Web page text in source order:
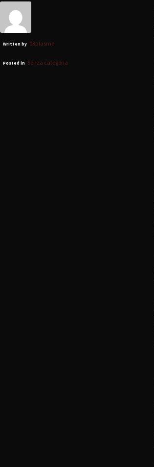
Written by 03plasma
Posted in Senza categoria